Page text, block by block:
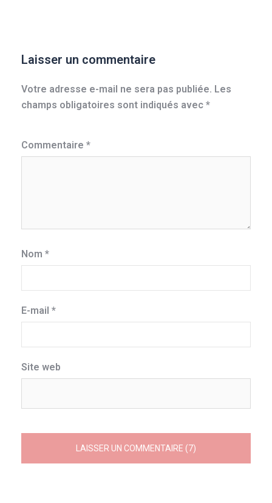
Laisser un commentaire
Votre adresse e-mail ne sera pas publiée. Les
champs obligatoires sont indiqués avec *
Commentaire *
Nom *
E-mail *
Site web